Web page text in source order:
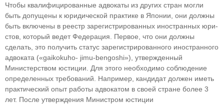
Чтобы квалифицированные адвокаты из дру­гих стран могли
быть допущены к юридической практике в Японии, они должны
быть включены в реестр зарегистрированных иностранных юри­
стов, который ведет Федерация. Первое, что они должны
сделать, это получить статус зарегистри­рованного иностранного
адвоката («gaikokuho- jimu-bengoshi»), утвержденный
Министерством юстиции. Для этого необходимо соблюдение
определенных требований. Например, кандидат должен иметь
практический опыт работы адво­катом в своей стране более 3
лет. После утверж­дения Министром юстиции